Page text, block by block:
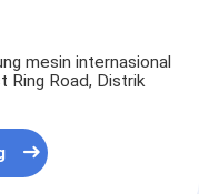
mesin internasional
Ring Road, Distrik